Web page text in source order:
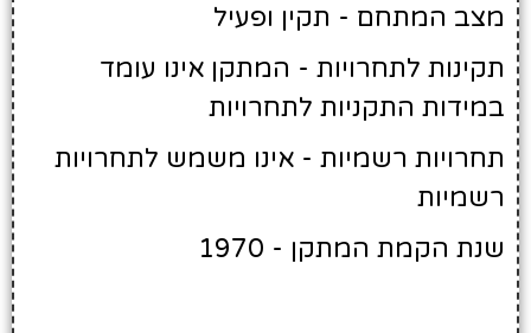
מצב המתחם - תקין ופעיל
תקינות לתחרויות - המתקן אינו עומד
במידות התקניות לתחרויות
תחרויות רשמיות - אינו משמש לתחרויות
רשמיות
שנת הקמת המתקן - 1970